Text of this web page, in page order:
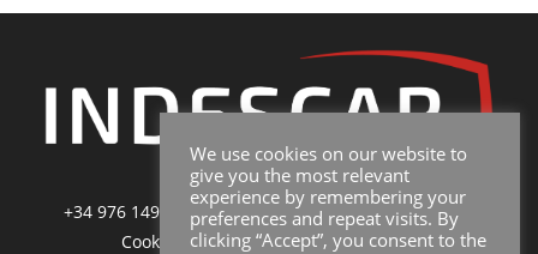
+34 976 149 228|sales@indescar.com|Poltica de
Cookies
| Poltica de Privacidad y Uso
We use cookies on our website to
give you the most relevant
experience by remembering your
preferences and repeat visits. By
clicking “Accept”, you consent to the